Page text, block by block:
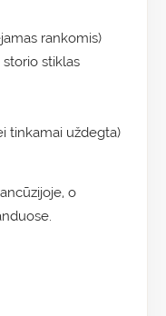
rankomis)
stiklas
tinkamai uždegta)
o